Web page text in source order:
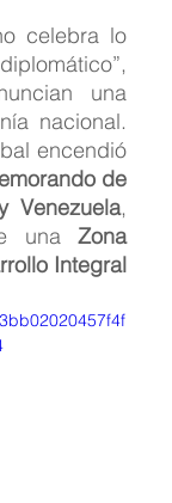
celebra lo
una
nacional.
encendió
de
Venezuela,
una Zona
Integral